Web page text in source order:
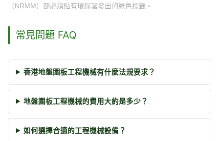
（NRMM）都必須貼有環保署發出的綠色標籤。
常見問題 FAQ
香港地盤圍板工程機械有什麼法規要求？
地盤圍板工程機械的費用大約是多少？
如何選擇合適的工程機械設備？